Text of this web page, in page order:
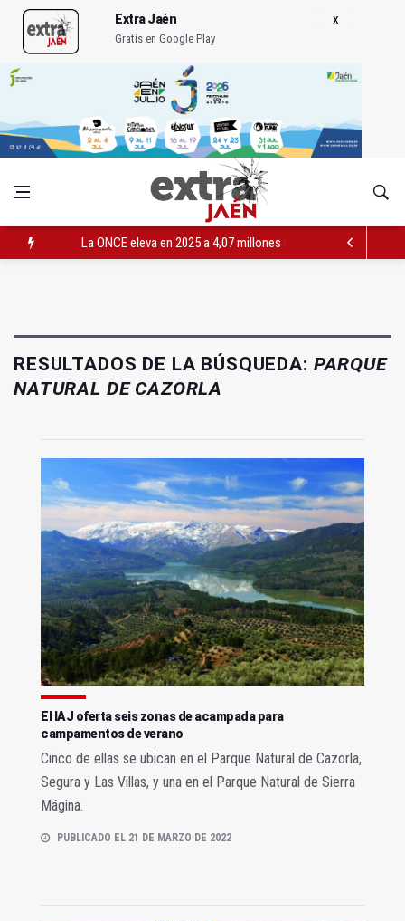
Extra Jaén
Gratis en Google Play
La ONCE eleva en 2025 a 4,07 millones su inversión social en
RESULTADOS DE LA BÚSQUEDA: PARQUE
NATURAL DE CAZORLA
El IAJ oferta seis zonas de acampada para
campamentos de verano
Cinco de ellas se ubican en el Parque Natural de Cazorla,
Segura y Las Villas, y una en el Parque Natural de Sierra
Mágina.
PUBLICADO EL 21 DE MARZO DE 2022